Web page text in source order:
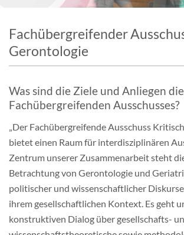
Über uns
Studium & Karriere
Mitgliedschaft & Spenden
Publikationen
Fachübergreifender
Gerontologie
Was sind die Ziele und Anliegen
Fachübergreifenden Ausschusses?
„Der Fachübergreifende Ausschuss
bietet einen Raum für interdisziplinären
Zentrum unserer Zusammenarbeit steht
Betrachtung von Gerontologie und
politischer und wissenschaftlicher
ihrem gesellschaftlichen Kontext. Es geht
konstruktiven Dialog über gesellschafts-